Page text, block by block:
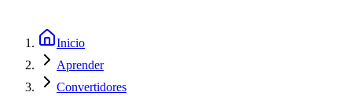
Inicio
Aprender
Convertidores